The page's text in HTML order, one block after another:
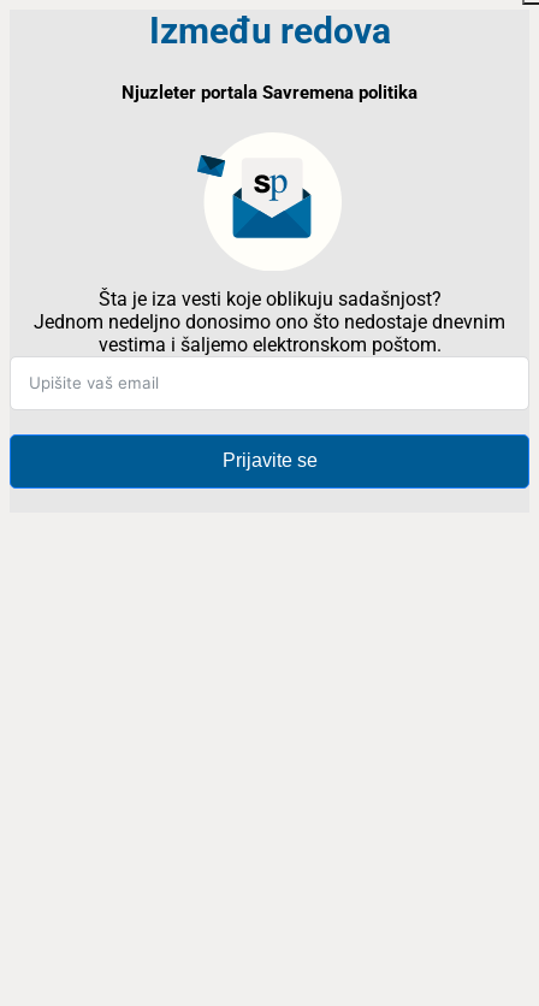
Između redova
Njuzleter portala Savremena politika
Šta je iza vesti koje oblikuju sadašnjost?
Jednom nedeljno donosimo ono što nedostaje dnevnim
vestima i šaljemo elektronskom poštom.
Prijavite se